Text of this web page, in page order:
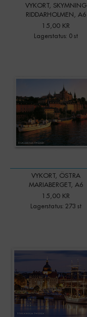
VYKORT, SKYMNING
RIDDARHOLMEN, A6
15,00 KR
Lagerstatus: 0 st
VYKORT, ÖSTRA
MARIABERGET, A6
15,00 KR
Lagerstatus: 273 st